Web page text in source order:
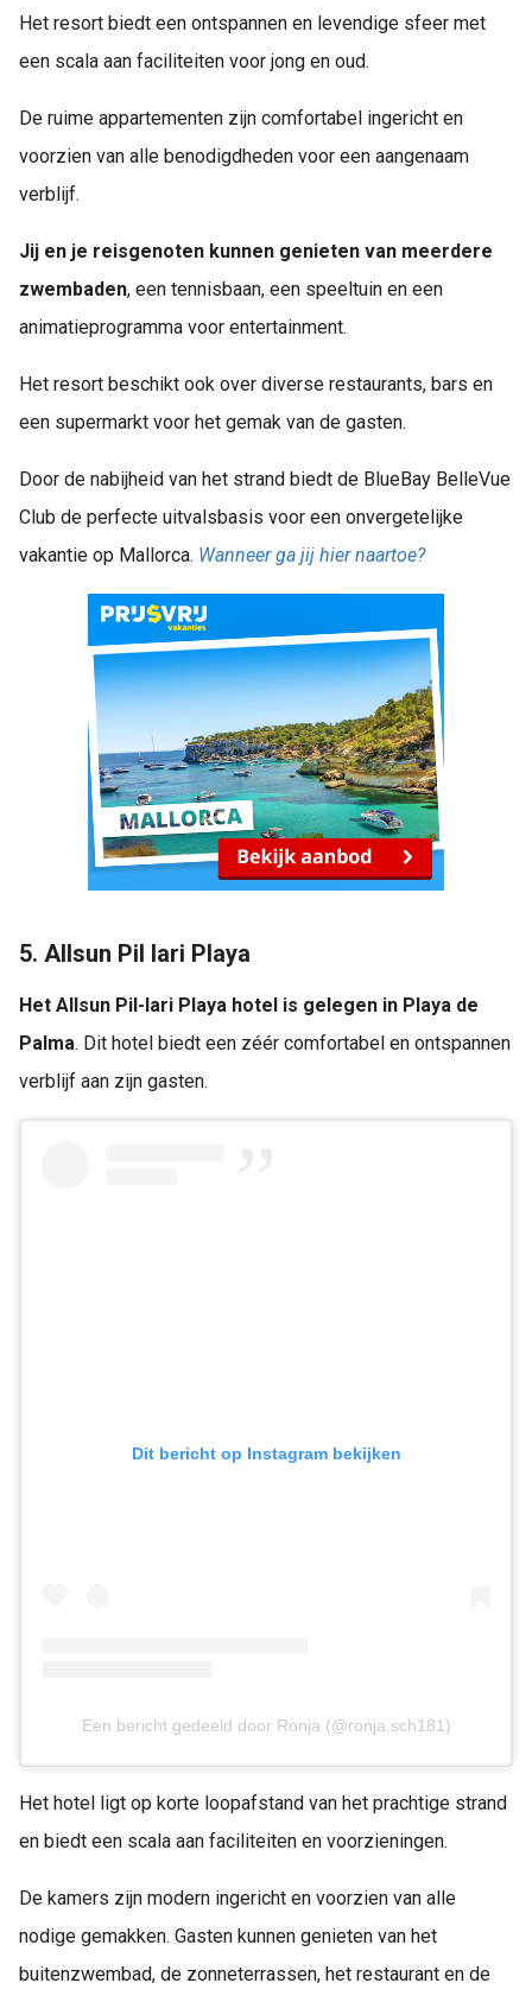
Het resort biedt een ontspannen en levendige sfeer met
een scala aan faciliteiten voor jong en oud.
De ruime appartementen zijn comfortabel ingericht en
voorzien van alle benodigdheden voor een aangenaam
verblijf.
Jij en je reisgenoten kunnen genieten van meerdere
zwembaden, een tennisbaan, een speeltuin en een
animatieprogramma voor entertainment.
Het resort beschikt ook over diverse restaurants, bars en
een supermarkt voor het gemak van de gasten.
Door de nabijheid van het strand biedt de BlueBay BelleVue
Club de perfecte uitvalsbasis voor een onvergetelijke
vakantie op Mallorca. Wanneer ga jij hier naartoe?
5. Allsun Pil lari Playa
Het Allsun Pil-lari Playa hotel is gelegen in Playa de
Palma. Dit hotel biedt een zéér comfortabel en ontspannen
verblijf aan zijn gasten.
Dit bericht op Instagram bekijken
Een bericht gedeeld door Ronja (@ronja.sch181)
Het hotel ligt op korte loopafstand van het prachtige strand
en biedt een scala aan faciliteiten en voorzieningen.
De kamers zijn modern ingericht en voorzien van alle
nodige gemakken. Gasten kunnen genieten van het
buitenzwembad, de zonneterrassen, het restaurant en de